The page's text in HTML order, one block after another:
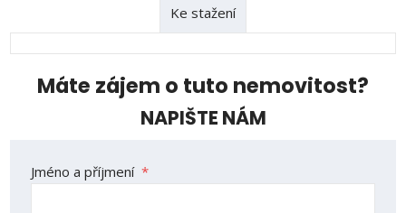
Ke stažení
Máte zájem o tuto nemovitost?
NAPIŠTE NÁM
Jméno a příjmení *